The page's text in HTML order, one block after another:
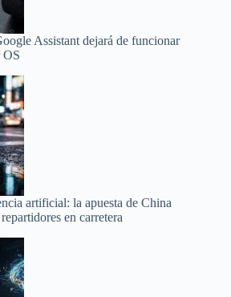
Assistant dejará de funcionar
OS
artificial: la apuesta de China
en carretera